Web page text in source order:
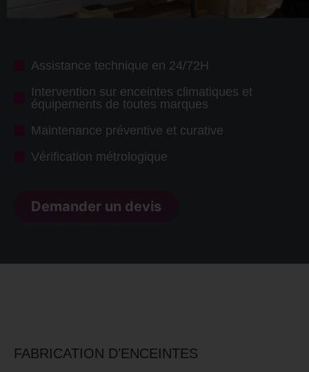
Assistance technique en 24/72H
Intervention sur enceintes climatiques et
équipements de toutes marques
Maintenance préventive et curative
Vérification métrologique
Demander un devis
FABRICATION D'ENCEINTES